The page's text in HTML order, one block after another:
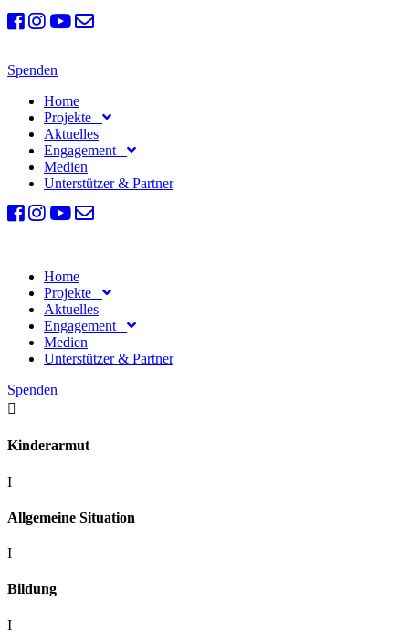
Spenden
Home
Projekte
Aktuelles
Engagement
Medien
Unterstützer & Partner
Home
Projekte
Aktuelles
Engagement
Medien
Unterstützer & Partner
Spenden

Kinderarmut
I
Allgemeine Situation
I
Bildung
I